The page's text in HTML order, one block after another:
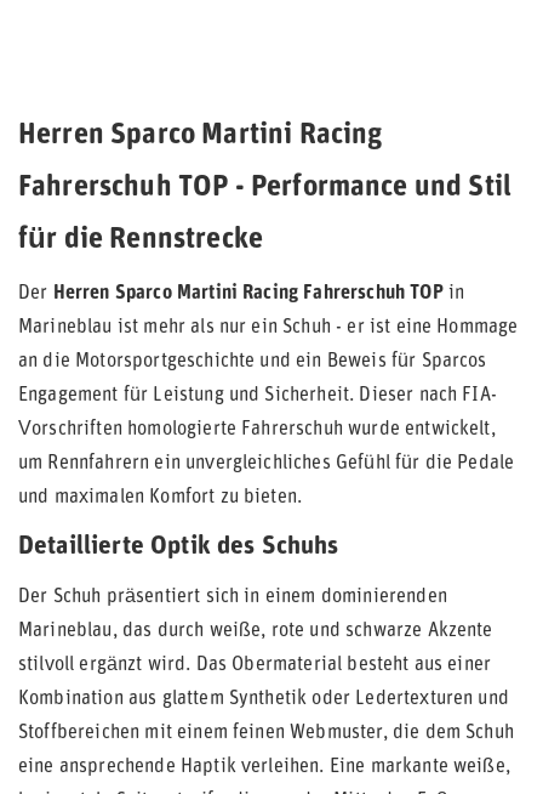
Herren Sparco Martini Racing
Fahrerschuh TOP - Performance und Stil
für die Rennstrecke
Der Herren Sparco Martini Racing Fahrerschuh TOPin
Marineblau ist mehr als nur ein Schuh - er ist eine Hommage
an die Motorsportgeschichte und ein Beweis für Sparcos
Engagement für Leistung und Sicherheit. Dieser nach FIA-
Vorschriften homologierte Fahrerschuh wurde entwickelt,
um Rennfahrern ein unvergleichliches Gefühl für die Pedale
und maximalen Komfort zu bieten.
Detaillierte Optik des Schuhs
Der Schuh präsentiert sich in einem dominierenden
Marineblau, das durch weiße, rote und schwarze Akzente
stilvoll ergänzt wird. Das Obermaterial besteht aus einer
Kombination aus glattem Synthetik oder Ledertexturen und
Stoffbereichen mit einem feinen Webmuster, die dem Schuh
eine ansprechende Haptik verleihen. Eine markante weiße,